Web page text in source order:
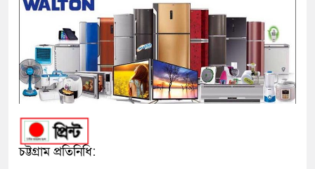
চট্টগ্রাম প্রতিনিধি: